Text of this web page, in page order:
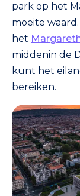
park op het
moeite
het
middenin de
kunt het
bereiken.